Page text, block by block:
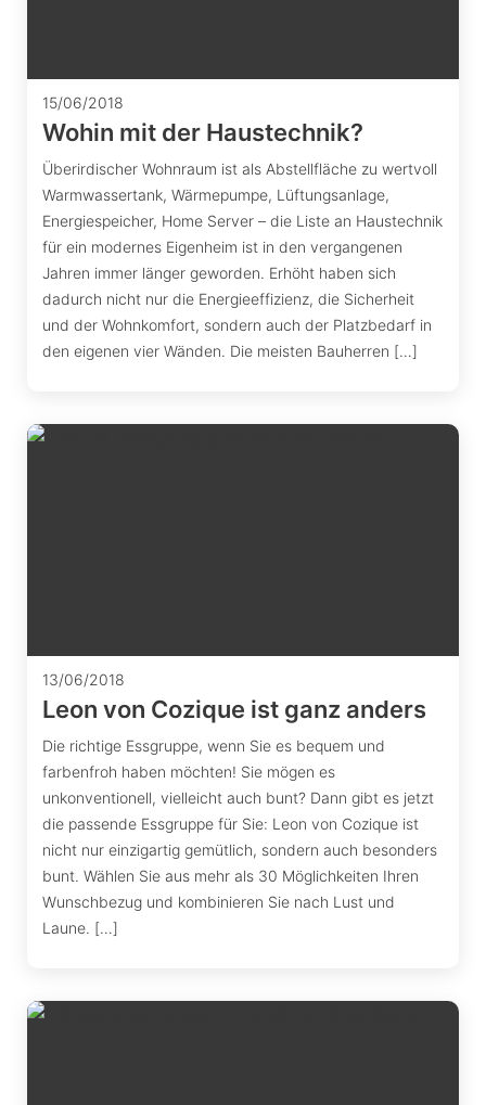
15/06/2018
Wohin mit der Haustechnik?
Überirdischer Wohnraum ist als Abstellfläche zu wertvoll
Warmwassertank, Wärmepumpe, Lüftungsanlage,
Energiespeicher, Home Server – die Liste an Haustechnik
für ein modernes Eigenheim ist in den vergangenen
Jahren immer länger geworden. Erhöht haben sich
dadurch nicht nur die Energieeffizienz, die Sicherheit
und der Wohnkomfort, sondern auch der Platzbedarf in
den eigenen vier Wänden. Die meisten Bauherren […]
13/06/2018
Leon von Cozique ist ganz anders
Die richtige Essgruppe, wenn Sie es bequem und
farbenfroh haben möchten! Sie mögen es
unkonventionell, vielleicht auch bunt? Dann gibt es jetzt
die passende Essgruppe für Sie: Leon von Cozique ist
nicht nur einzigartig gemütlich, sondern auch besonders
bunt. Wählen Sie aus mehr als 30 Möglichkeiten Ihren
Wunschbezug und kombinieren Sie nach Lust und
Laune. […]